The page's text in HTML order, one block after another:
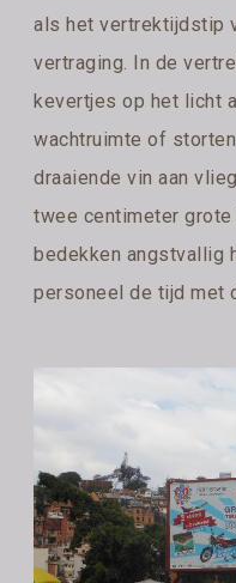
als het vertrektijdstip
vertraging. In de
kevertjes op het licht
wachtruimte of
draaiende vin aan
twee centimeter
bedekken angstvallig
personeel de tijd met